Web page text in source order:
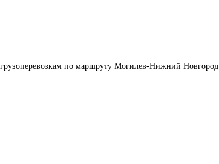
по маршруту Могилев-Нижний Новгород